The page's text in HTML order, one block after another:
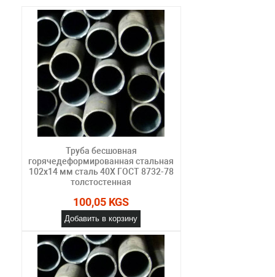
Труба бесшовная
горячедеформированная стальная
102х14 мм сталь 40Х ГОСТ 8732-78
толстостенная
100,05 KGS
Добавить в корзину